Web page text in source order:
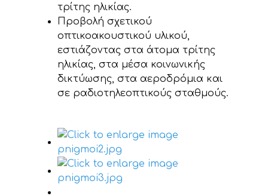
τρίτης ηλικίας.
Προβολή σχετικού
οπτικοακουστικού υλικού,
εστιάζοντας στα άτομα τρίτης
ηλικίας, στα μέσα κοινωνικής
δικτύωσης, στα αεροδρόμια και
σε ραδιοτηλεοπτικούς σταθμούς.